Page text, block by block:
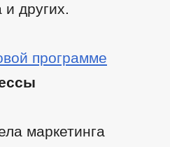
других.
программе
маркетинга